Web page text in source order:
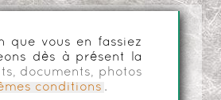
que vous en fassiez
dès à présent la
documents, photos
conditions .